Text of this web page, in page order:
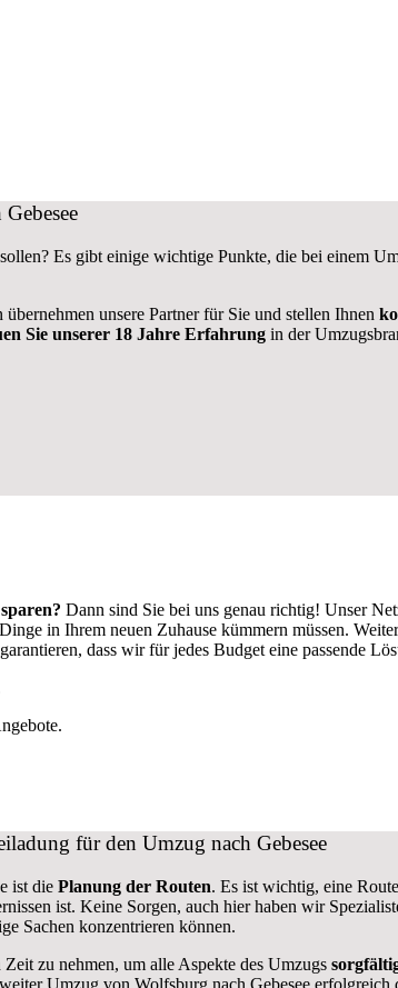
Es gibt einige wichtige Punkte, die bei einem
unsere Partner für Sie und stellen Ihnen
Sie unserer 18 Jahre Erfahrung in der
Dann sind Sie bei uns genau richtig! Unser
in Ihrem neuen Zuhause kümmern müssen.
dass wir für jedes Budget eine passende
für den Umzug nach Gebesee
ist diePlanung der Routen. Es ist wichtig, eine
ist. Keine Sorgen, auch hier haben wir
Sachen konzentrieren können.
zu nehmen, um alle Aspekte des Umzugs
Umzug von Wolfsburg nach Gebesee